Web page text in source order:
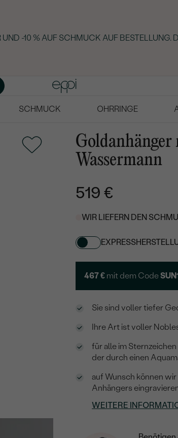
-10 % AUF SCHMUCK AUF BESTELLUNG.
SCHMUCK OHRRINGE
Wassermann
519 €
WIR LIEFERN DEN
467 € mit dem Code
Sie sind voller tiefer
Ihre Art ist voller
für alle im
der durch einen
auf Wunsch können
Anhängers
WEITERE